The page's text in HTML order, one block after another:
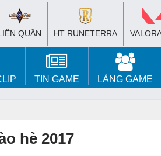
QUÂN HT RUNETERRA
TIN GAME LÀNG GAME
hè 2017